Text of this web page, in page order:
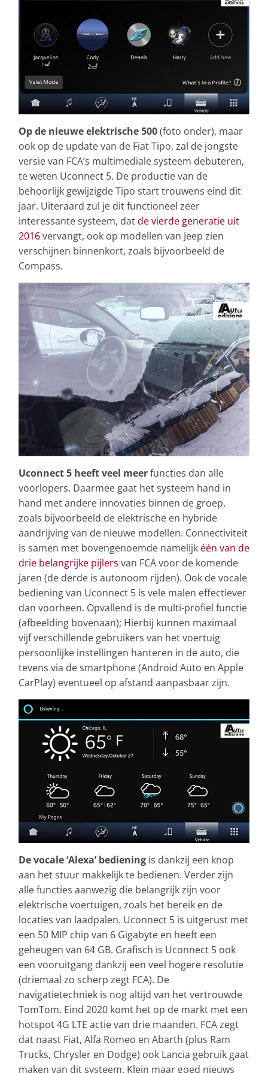
Op de nieuwe elektrische 500(foto onder), maar
ook op de update van de Fiat Tipo, zal de jongste
versie van FCA’s multimediale systeem debuteren,
te weten Uconnect 5. De productie van de
behoorlijk gewijzigde Tipo start trouwens eind dit
jaar. Uiteraard zul je dit functioneel zeer
interessante systeem, datde vierde generatie uit
2016vervangt, ook op modellen van Jeep zien
verschijnen binnenkort, zoals bijvoorbeeld de
Compass.
Uconnect 5 heeft veel meerfuncties dan alle
voorlopers. Daarmee gaat het systeem hand in
hand met andere innovaties binnen de groep,
zoals bijvoorbeeld de elektrische en hybride
aandrijving van de nieuwe modellen. Connectiviteit
is samen met bovengenoemde namelijk één van de
drie belangrijke pijlers van FCA voor de komende
jaren (de derde is autonoom rijden). Ook de vocale
bediening van Uconnect 5 is vele malen effectiever
dan voorheen. Opvallend is de multi-profiel functie
(afbeelding bovenaan); Hierbij kunnen maximaal
vijf verschillende gebruikers van het voertuig
persoonlijke instellingen hanteren in de auto, die
tevens via de smartphone (Android Auto en Apple
CarPlay) eventueel op afstand aanpasbaar zijn.
De vocale ‘Alexa’ bediening is dankzij een knop
aan het stuur makkelijk te bedienen. Verder zijn
alle functies aanwezig die belangrijk zijn voor
elektrische voertuigen, zoals het bereik en de
locaties van laadpalen. Uconnect 5 is uitgerust met
een 50 MIP chip van 6 Gigabyte en heeft een
geheugen van 64 GB. Grafisch is Uconnect 5 ook
een vooruitgang dankzij een veel hogere resolutie
(driemaal zo scherp zegt FCA). De
navigatietechniek is nog altijd van het vertrouwde
TomTom. Eind 2020 komt het op de markt met een
hotspot 4G LTE actie van drie maanden. FCA zegt
dat naast Fiat, Alfa Romeo en Abarth (plus Ram
Trucks, Chrysler en Dodge) ook Lancia gebruik gaat
maken van dit systeem. Klein maar goed nieuws